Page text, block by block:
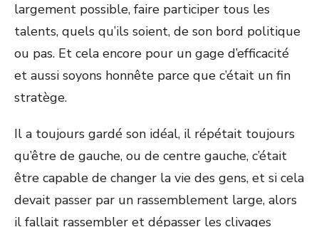
largement possible, faire participer tous les
talents, quels qu’ils soient, de son bord politique
ou pas. Et cela encore pour un gage d’efficacité
et aussi soyons honnête parce que c’était un fin
stratège.
Il a toujours gardé son idéal, il répétait toujours
qu’être de gauche, ou de centre gauche, c’était
être capable de changer la vie des gens, et si cela
devait passer par un rassemblement large, alors
il fallait rassembler et dépasser les clivages